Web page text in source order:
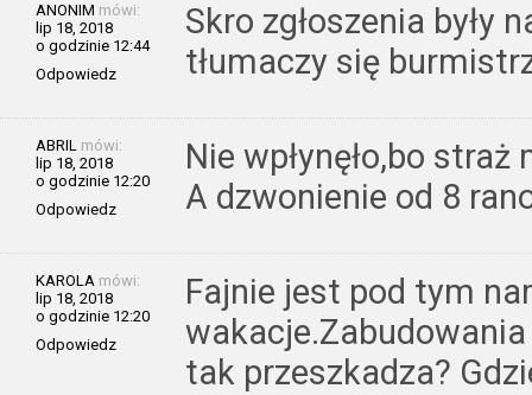
ANONIM mówi:
lip 18, 2018
o godzinie 12:44
Odpowiedz
Skro zgłoszenia były
tłumaczy się
ABRIL mówi:
lip 18, 2018
o godzinie 12:20
Odpowiedz
Nie wpłynęło,bo
A dzwonienie od 8
KAROLA mówi:
lip 18, 2018
o godzinie 12:20
Odpowiedz
Fajnie jest pod tym
tak przeszkadza?